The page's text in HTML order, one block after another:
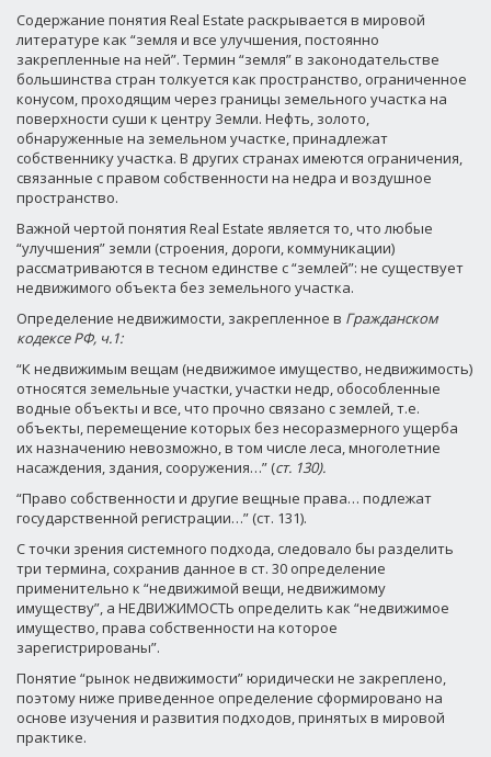
Содержание понятия Real Estate раскрывается в мировой
литературе как “земля и все улучшения, постоянно
закрепленные на ней”. Термин “земля” в законодательстве
большинства стран толкуется как пространство, ограниченное
конусом, проходящим через границы земельного участка на
поверхности суши к центру Земли. Нефть, золото,
обнаруженные на земельном участке, принадлежат
собственнику участка. В других странах имеются ограничения,
связанные с правом собственности на недра и воздушное
пространство.
Важной чертой понятия Real Estate является то, что любые
“улучшения” земли (строения, дороги, коммуникации)
рассматриваются в тесном единстве с “землей”: не существует
недвижимого объекта без земельного участка.
Определение недвижимости, закрепленное в Гражданском
кодексе РФ, ч.1:
“К недвижимым вещам (недвижимое имущество, недвижимость)
относятся земельные участки, участки недр, обособленные
водные объекты и все, что прочно связано с землей, т.е.
объекты, перемещение которых без несоразмерного ущерба
их назначению невозможно, в том числе леса, многолетние
насаждения, здания, сооружения…” (ст. 130).
“Право собственности и другие вещные права… подлежат
государственной регистрации…” (ст. 131).
С точки зрения системного подхода, следовало бы разделить
три термина, сохранив данное в ст. 30 определение
применительно к “недвижимой вещи, недвижимому
имуществу”, а НЕДВИЖИМОСТЬ определить как “недвижимое
имущество, права собственности на которое
зарегистрированы”.
Понятие “рынок недвижимости” юридически не закреплено,
поэтому ниже приведенное определение сформировано на
основе изучения и развития подходов, принятых в мировой
практике.